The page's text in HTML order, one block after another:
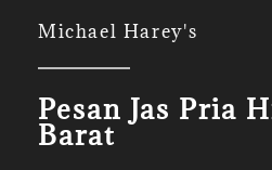
Michael Harey's
Pesan Jas Pria
Barat